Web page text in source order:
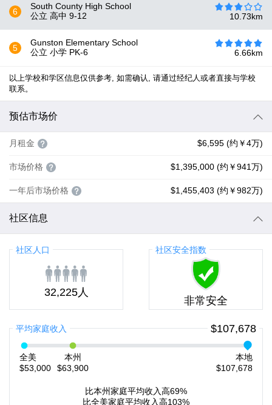
6
South County High School
公立 高中 9-12 10.73km
5
Gunston Elementary School
公立 小学 PK-6 6.66km
以上学校和学区信息仅供参考, 如需确认, 请通过经纪人或者直接与学校
联系。
预估市场价
月租金 $6,595 (约￥4万)
市场价格 $1,395,000 (约￥941万)
一年后市场价格 $1,455,403 (约￥982万)
社区信息
社区人口
32,225人
社区安全指数
非常安全
平均家庭收入 $107,678
全美
$53,000
本州
$63,900
本地
$107,678
比本州家庭平均收入高69%
比全美家庭平均收入高103%